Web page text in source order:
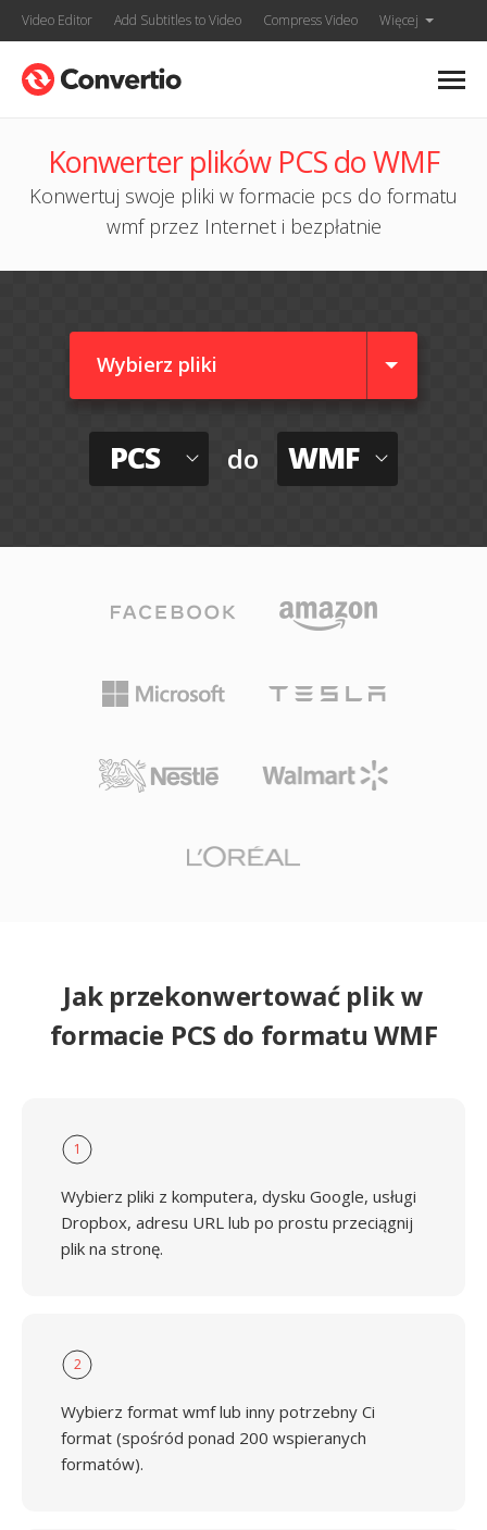
Video Editor Add Subtitles to Video Compress Video Więcej
Konwerter plików PCS do WMF
Konwertuj swoje pliki w formacie pcs do formatu
wmf przez Internet i bezpłatnie
Wybierz pliki
PCS do WMF
Jak przekonwertować plik w
formacie PCS do formatu WMF
1
Wybierz pliki z komputera, dysku Google, usługi
Dropbox, adresu URL lub po prostu przeciągnij
plik na stronę.
2
Wybierz format wmf lub inny potrzebny Ci
format (spośród ponad 200 wspieranych
formatów).